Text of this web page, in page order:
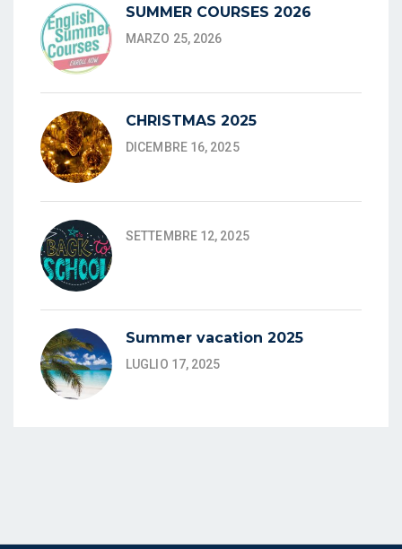
SUMMER COURSES 2026
MARZO 25, 2026
CHRISTMAS 2025
DICEMBRE 16, 2025
SETTEMBRE 12, 2025
Summer vacation 2025
LUGLIO 17, 2025